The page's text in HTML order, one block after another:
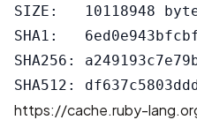
SIZE:   10118948
SHA1:
SHA256:
https://cache.ruby-